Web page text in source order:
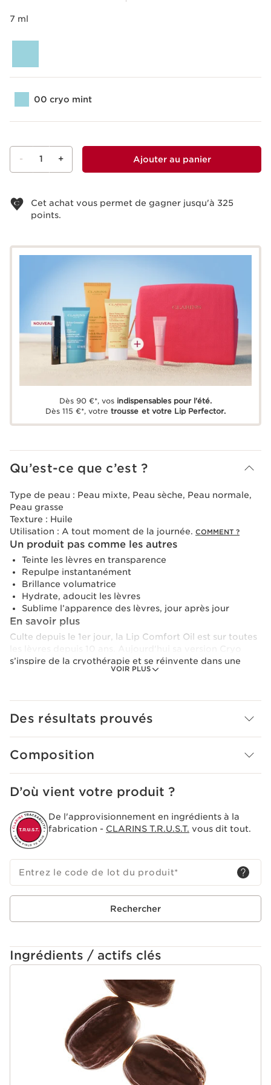
7 ml
00 cryo mint
- 1 + Ajouter au panier
Cet achat vous permet de gagner jusqu'à 325
points.
Dès 90 €*, vos indispensables pour l'été.
Dès 115 €*, votre trousse et votre Lip Perfector.
Qu’est-ce que c’est ?
VOIR PLUS
Type de peau : Peau mixte, Peau sèche, Peau normale,
Peau grasse
Texture : Huile
Utilisation : A tout moment de la journée. COMMENT ?
Un produit pas comme les autres
Teinte les lèvres en transparence
Repulpe instantanément
Brillance volumatrice
Hydrate, adoucit les lèvres
Sublime l’apparence des lèvres, jour après jour
En savoir plus
Culte depuis le 1er jour, la Lip Comfort Oil est sur toutes
les lèvres depuis 10 ans. Aujourd'hui sa version Cryo
s’inspire de la cryothérapie et se réinvente dans une
version cryo repulpante. Une brillance volumatrice
instantané.
Ressentez une fraicheur immédiate à l’application grâce
lèvres avec un puissant cocktail d’huiles végétales. Sa
formule innovante* à l’huile de rose musquée et à l’huile
de jojoba allie sensorialité et confort.
*Chez Clarins.
La CRYO-ACTIVE TECHNOLOGY associe menthol et
huile essentielle de menthe des champs, inspirée de la
cryothérapie. Cette formule offre un effet cryo frais
Des résultats prouvés
Composition
D’où vient votre produit ?
De l'approvisionnement en ingrédients à la
fabrication - CLARINS T.R.U.S.T. vous dit tout.
Entrez le code de lot du produit*
Rechercher
Ingrédients / actifs clés
ALLER AU CONTENU